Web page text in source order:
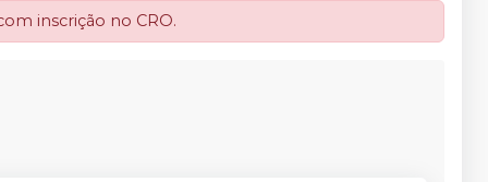
inscrição no CRO.